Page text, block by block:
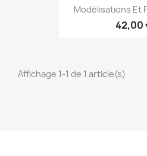
Modélisations Et
42,00
Affichage 1-1 de 1 article(s)